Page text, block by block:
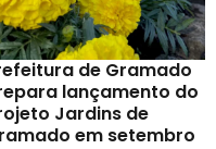
de Gramado
lançamento do
Jardins de
em setembro